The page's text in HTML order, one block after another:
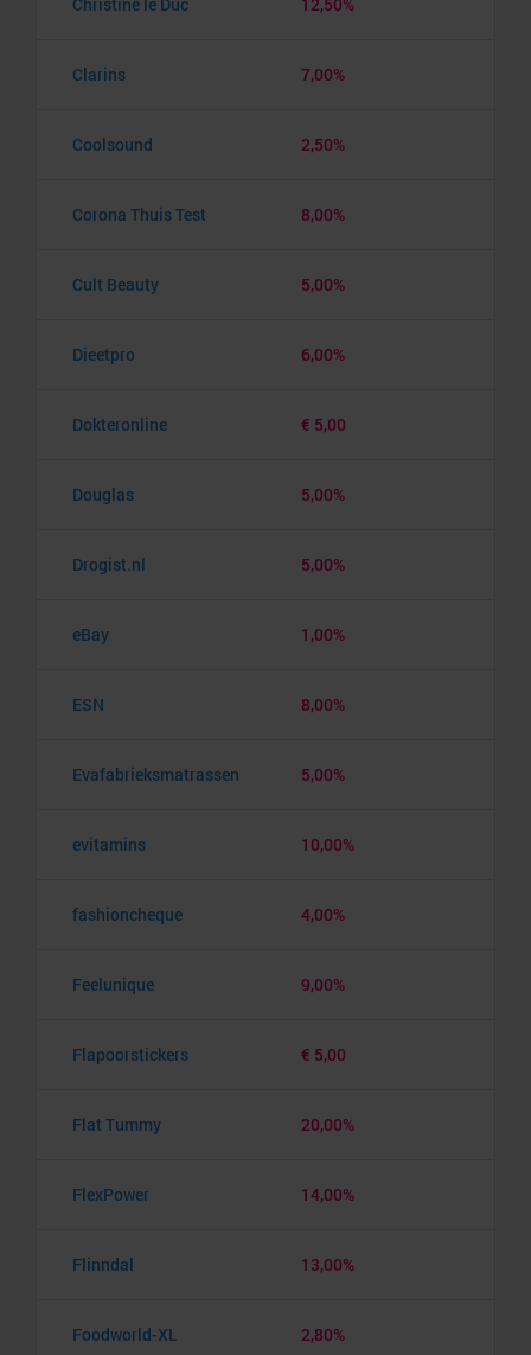
Clarins 7,00%
Coolsound 2,50%
Corona Thuis Test 8,00%
Cult Beauty 5,00%
Dieetpro 6,00%
Dokteronline € 5,00
Douglas 5,00%
Drogist.nl 5,00%
eBay 1,00%
ESN 8,00%
Evafabrieksmatrassen 5,00%
evitamins 10,00%
fashioncheque 4,00%
Feelunique 9,00%
Flapoorstickers € 5,00
Flat Tummy 20,00%
FlexPower 14,00%
Flinndal 13,00%
Foodworld-XL 2,80%